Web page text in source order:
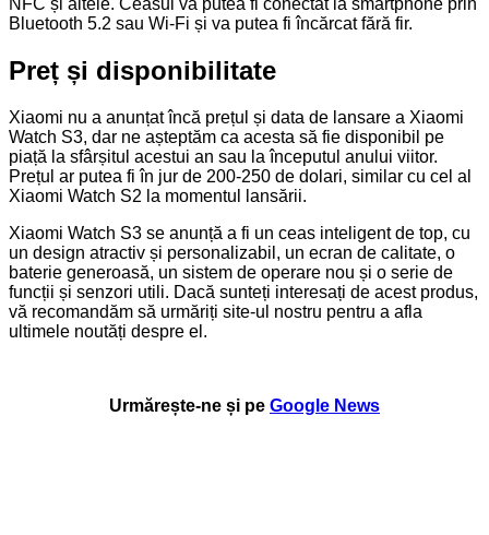
NFC și altele. Ceasul va putea fi conectat la smartphone prin
Bluetooth 5.2 sau Wi-Fi și va putea fi încărcat fără fir.
Preț și disponibilitate
Xiaomi nu a anunțat încă prețul și data de lansare a Xiaomi
Watch S3, dar ne așteptăm ca acesta să fie disponibil pe
piață la sfârșitul acestui an sau la începutul anului viitor.
Prețul ar putea fi în jur de 200-250 de dolari, similar cu cel al
Xiaomi Watch S2 la momentul lansării.
Xiaomi Watch S3 se anunță a fi un ceas inteligent de top, cu
un design atractiv și personalizabil, un ecran de calitate, o
baterie generoasă, un sistem de operare nou și o serie de
funcții și senzori utili. Dacă sunteți interesați de acest produs,
vă recomandăm să urmăriți site-ul nostru pentru a afla
ultimele noutăți despre el.
Urmărește-ne și pe Google News